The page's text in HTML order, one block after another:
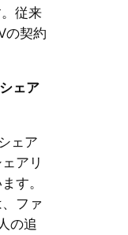
従来
の契約
ェア
ェア
アリ
す。
ファ
の追